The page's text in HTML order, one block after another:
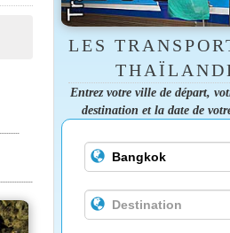
LES
Entrez votre ville de départ,
destination et la date de